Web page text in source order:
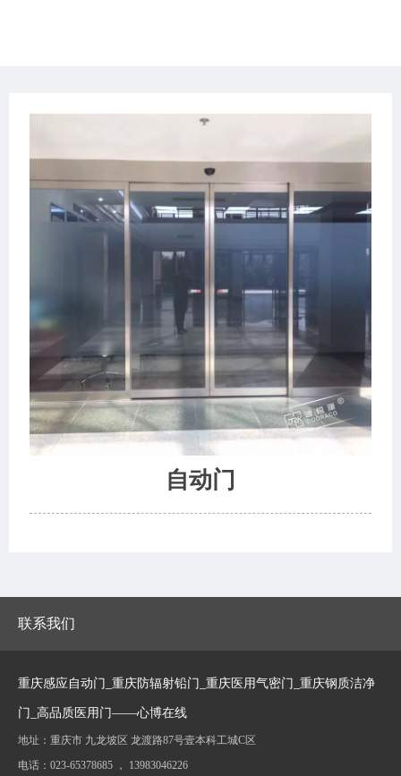
自动门
联系我们
重庆感应自动门_重庆防辐射铅门_重庆医用气密门_重庆钢质洁净
门_高品质医用门——心博在线
地址：重庆市 九龙坡区 龙渡路87号壹本科工城C区
电话：023-65378685 ， 13983046226